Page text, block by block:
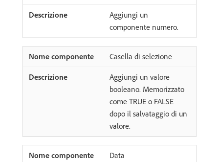
Aggiungi un
componente numero.
Casella di selezione
Aggiungi un valore
booleano. Memorizzato
come TRUE o FALSE
dopo il salvataggio di un
valore.
Data